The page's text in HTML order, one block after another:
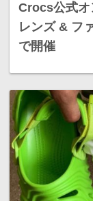
Crocs公式オ
レンズ & フ
で開催